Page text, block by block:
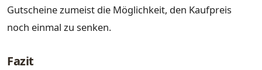
Gutscheine zumeist die Möglichkeit, den Kaufpreis
noch einmal zu senken.
Fazit